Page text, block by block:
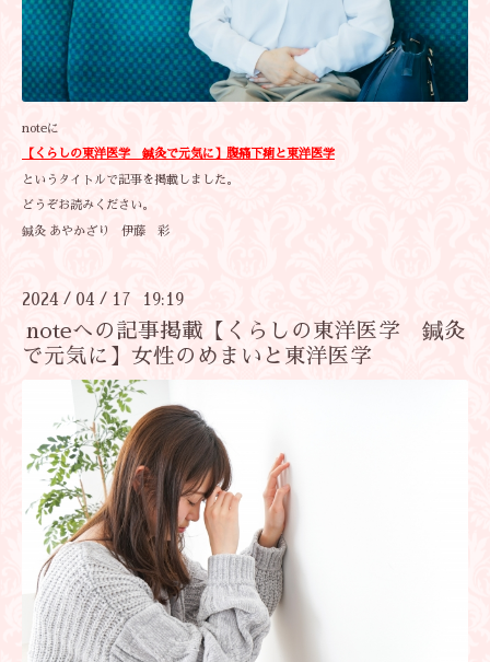
noteに
【くらしの東洋医学 鍼灸で元気に】 腹痛下痢と東洋医学
というタイトルで記事を掲載しました。
どうぞお読みください。
鍼灸 あやかざり 伊藤 彩
2024 / 04 / 17 19:19
noteへの記事掲載【くらしの東洋医学 鍼灸
で元気に】女性のめまいと東洋医学